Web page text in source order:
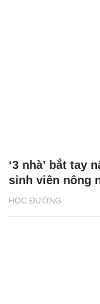
HỌC ĐƯỜNG
‘3 nhà’ bắt tay
sinh viên nông